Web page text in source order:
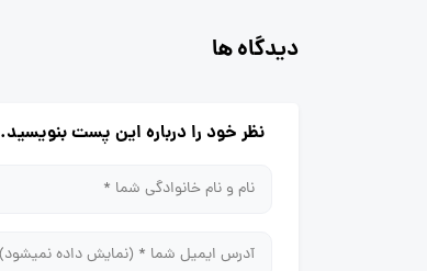
دیدگاه ها
نظر خود را درباره این پست بنویسید.